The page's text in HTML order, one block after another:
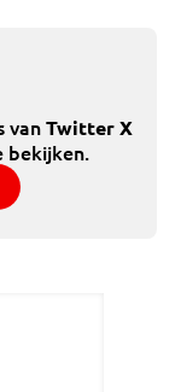
vanTwitter X
bekijken.